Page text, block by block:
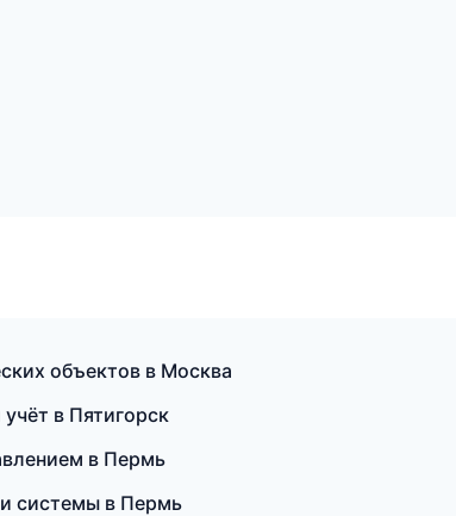
объектов в Москва
в Пятигорск
в Пермь
системы в Пермь